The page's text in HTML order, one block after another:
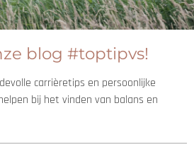
blog #toptipvs!
carrièretips en persoonlijke
bij het vinden van balans en